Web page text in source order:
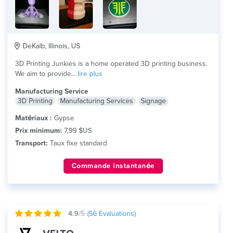
DeKalb, Illinois, US
3D Printing Junkies is a home operated 3D printing business.
We aim to provide... lire plus
Manufacturing Service
3D Printing
Manufacturing Services
Signage
Matériaux : Gypse
Prix minimum: 7,99 $US
Transport: Taux fixe standard
Commande instantanée
4.9/5 (56 Evaluations)